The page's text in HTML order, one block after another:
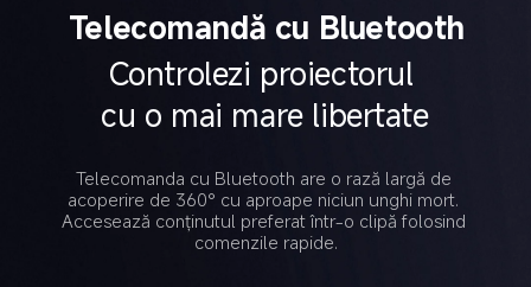
Telecomandă cu Bluetooth
Controlezi proiectorul
cu o mai mare libertate
Telecomanda cu Bluetooth are o rază largă de
acoperire de 360° cu aproape niciun unghi mort.
Accesează conținutul preferat într-o clipă folosind
comenzile rapide.